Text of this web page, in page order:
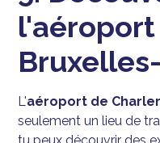
L'aéroport de
seulement un lieu de